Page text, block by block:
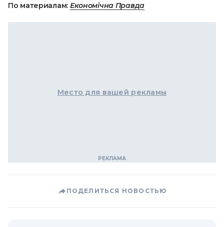
По материалам: Економічна Правда
Место для вашей рекламы
ПОДЕЛИТЬСЯ НОВОСТЬЮ